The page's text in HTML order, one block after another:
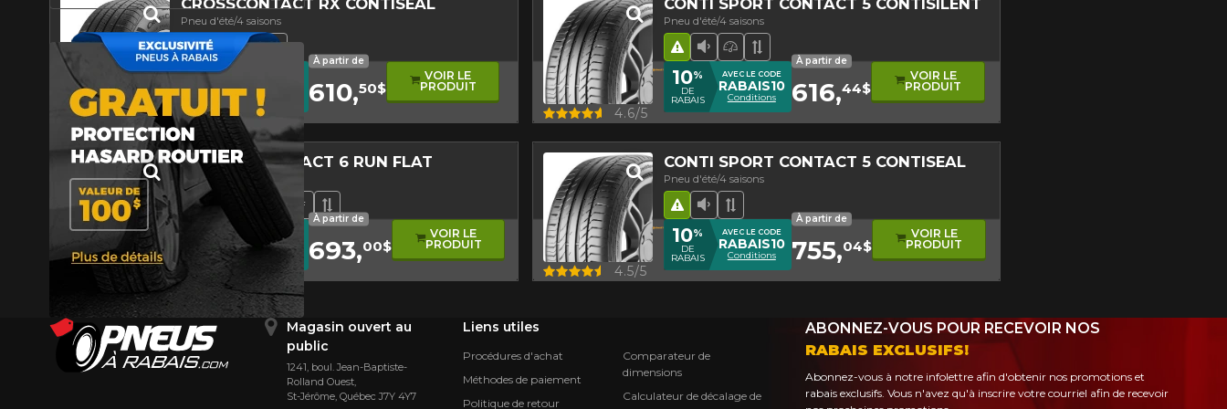
Pneu d'été/4 saisons
Faible niveau sonore
Nouveau produit
Bande de roulement asymétrique
Hasard routier
Aperçu 4.8/5
10%
DE RABAIS10
Conditions
À partir de
610,50$
VOIR LE
PRODUIT
Pneu d'été/4 saisons
Faible niveau sonore
Pneu haute performance
Bande de roulement asymétrique
Hasard routier
Aperçu 4.6/5
10%
DE
RABAIS
AVEC LE CODE
RABAIS10
Conditions
À partir de
616,44$
VOIR LE
PRODUIT
PREMIUMCONTACT 6 RUN FLAT
Pneu d'été/4 saisons
Faible niveau sonore
Nouveau produit
Pneu haute performance
Runflat
Bande de roulement asymétrique
Hasard routier
4.7/5
RABAIS
AVEC LE CODE
RABAIS10
Conditions
À partir de
693,00$
VOIR LE
PRODUIT
CONTI SPORT CONTACT 5 CONTISEAL
Pneu d'été/4 saisons
Faible niveau sonore
Bande de roulement asymétrique
Hasard routier
Aperçu 4.5/5
10%
DE
RABAIS
AVEC LE CODE
RABAIS10
Conditions
À partir de
755,04$
VOIR LE
PRODUIT
Magasin ouvert au
public
1241, boul. Jean-Baptiste-
Rolland Ouest,
St⁠-⁠Jérôme, Québec J7Y 4Y7
Liens utiles
Procédures d'achat
Méthodes de paiement
Politique de retour
Comparateur de
dimensions
Calculateur de décalage de
ABONNEZ-VOUS POUR RECEVOIR NOS
RABAIS EXCLUSIFS!
Abonnez-vous à notre infolettre afin d'obtenir nos promotions et
rabais exclusifs. Vous n'avez qu'à inscrire votre courriel afin de recevoir